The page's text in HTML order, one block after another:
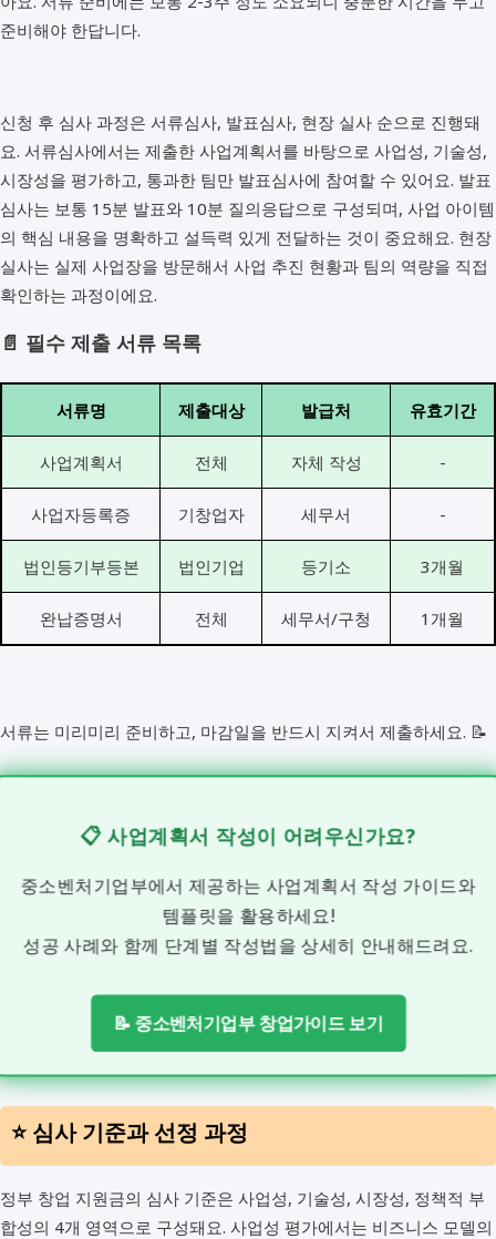
준비해야 한답니다.
신청 후 심사 과정은 서류심사, 발표심사, 현장 실사 순으로 진행돼
요. 서류심사에서는 제출한 사업계획서를 바탕으로 사업성, 기술성,
시장성을 평가하고, 통과한 팀만 발표심사에 참여할 수 있어요. 발표
심사는 보통 15분 발표와 10분 질의응답으로 구성되며, 사업 아이템
의 핵심 내용을 명확하고 설득력 있게 전달하는 것이 중요해요. 현장
실사는 실제 사업장을 방문해서 사업 추진 현황과 팀의 역량을 직접
확인하는 과정이에요.
📄 필수 제출 서류 목록
서류명 제출대상 발급처 유효기간
사업계획서 전체 자체 작성 -
사업자등록증 기창업자 세무서 -
법인등기부등본 법인기업 등기소 3개월
완납증명서 전체 세무서/구청 1개월
서류는 미리미리 준비하고, 마감일을 반드시 지켜서 제출하세요. 📝
📋 사업계획서 작성이 어려우신가요?
중소벤처기업부에서 제공하는 사업계획서 작성 가이드와
템플릿을 활용하세요!
성공 사례와 함께 단계별 작성법을 상세히 안내해드려요.
📝 중소벤처기업부 창업가이드 보기
⭐ 심사 기준과 선정 과정
정부 창업 지원금의 심사 기준은 사업성, 기술성, 시장성, 정책적 부
합성의 4개 영역으로 구성돼요. 사업성 평가에서는 비즈니스 모델의